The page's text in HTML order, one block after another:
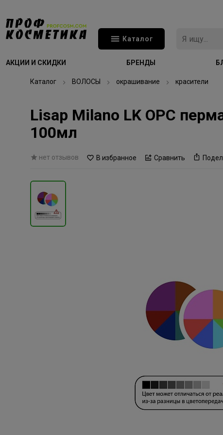
Каталог
АКЦИИ И СКИДКИ БРЕНДЫ
Каталог ВОЛОСЫ окрашивание красители
Lisap Milano LK OPC
100мл
нет отзывов В избранное Сравнить